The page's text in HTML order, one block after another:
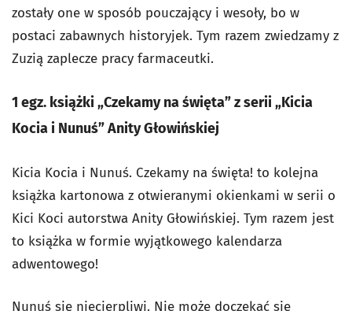
zostały one w sposób pouczający i wesoły, bo w
postaci zabawnych historyjek. Tym razem zwiedzamy z
Zuzią zaplecze pracy farmaceutki.
1 egz. książki „Czekamy na święta” z serii „Kicia
Kocia i Nunuś” Anity Głowińskiej
Kicia Kocia i Nunuś. Czekamy na święta! to kolejna
książka kartonowa z otwieranymi okienkami w serii o
Kici Koci autorstwa Anity Głowińskiej. Tym razem jest
to książka w formie wyjątkowego kalendarza
adwentowego!
Nunuś się niecierpliwi. Nie może doczekać się